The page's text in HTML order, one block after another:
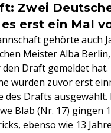
Zwei
erst ein Mal
gehörte auch
Meister Alba
Draft gemeldet hat.
wurden zuvor erst
des Drafts
Blab (Nr. 17) gingen
ebenso wie 13